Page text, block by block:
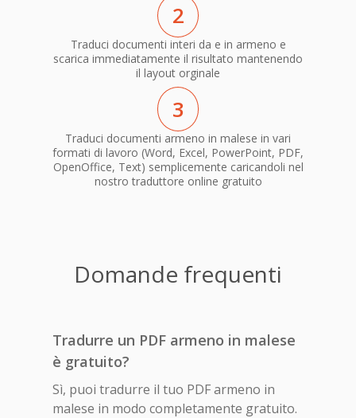
2
Traduci documenti interi da e in armeno e
scarica immediatamente il risultato mantenendo
il layout orginale
3
Traduci documenti armeno in malese in vari
formati di lavoro (Word, Excel, PowerPoint, PDF,
OpenOffice, Text) semplicemente caricandoli nel
nostro traduttore online gratuito
Domande frequenti
Tradurre un PDF armeno in malese
è gratuito?
Sì, puoi tradurre il tuo PDF armeno in
malese in modo completamente gratuito.